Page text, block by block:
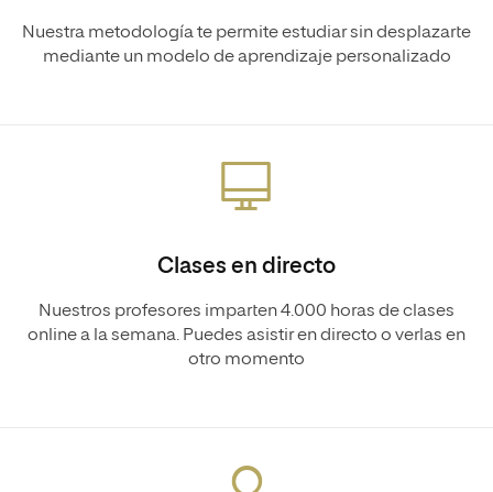
Nuestra metodología te permite estudiar sin desplazarte
mediante un modelo de aprendizaje personalizado
Clases en directo
Nuestros profesores imparten 4.000 horas de clases
online a la semana. Puedes asistir en directo o verlas en
otro momento